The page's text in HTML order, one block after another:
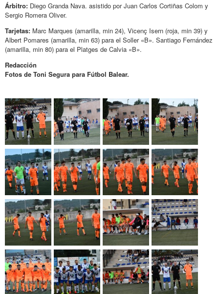
Árbitro: Diego Granda Nava. asistido por Juan Carlos Cortiñas Colom y
Sergio Romera Oliver.
Tarjetas: Marc Marques (amarilla, min 24), Vicenç Isern (roja, min 39) y
Albert Pomares (amarilla, min 63) para el Soller «B». Santiago Fernández
(amarilla, min 80) para el Platges de Calvia «B».
Redacción
Fotos de Toni Segura para Fútbol Balear.